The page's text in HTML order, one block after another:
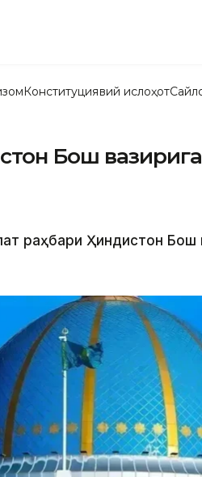
Конституциявий ислоҳот
Бош
раҳбари Ҳиндистон Бош